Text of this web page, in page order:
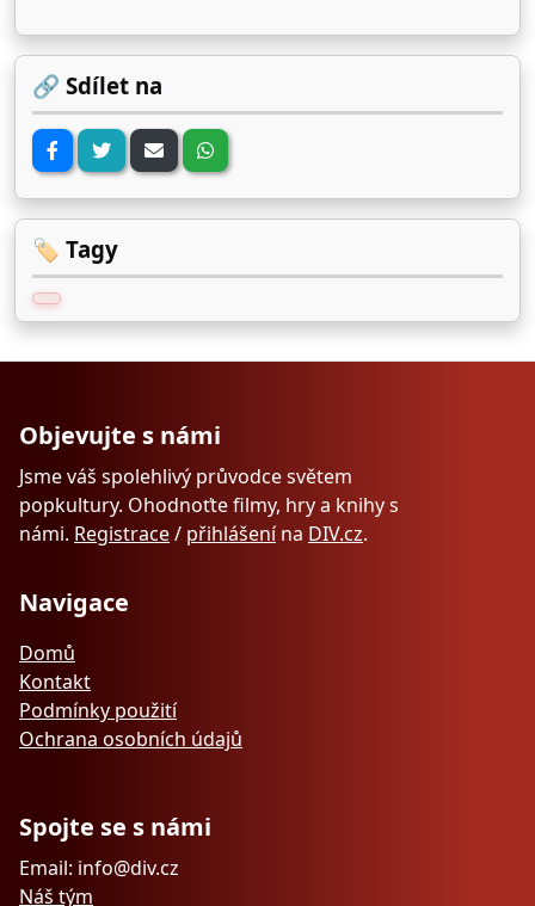
🔗 Sdílet na
🏷️ Tagy
Objevujte s námi
Jsme váš spolehlivý průvodce světem
popkultury. Ohodnoťte filmy, hry a knihy s
námi. Registrace/ přihlášenína DIV.cz.
Navigace
Domů
Kontakt
Podmínky použití
Ochrana osobních údajů
Spojte se s námi
Email: info@div.cz
Náš tým